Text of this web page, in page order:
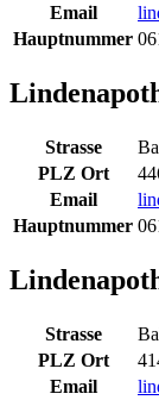
Email
Hauptnummer
Strasse
PLZ Ort
Email
Hauptnummer
Strasse
PLZ Ort
Email